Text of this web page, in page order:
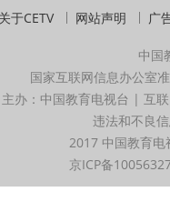
关于CETV 网站声明 广
中国
国家互联网信息办公室
主办：中国教育电视台 | 互
违法和不良
2017 中国教育
京ICP备